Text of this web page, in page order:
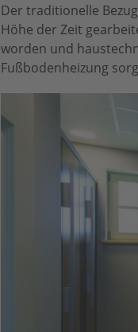
Der traditionelle
Höhe der Zeit
worden und
Fußbodenheizung